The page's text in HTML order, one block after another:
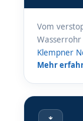
Vom
Klempner
Mehr